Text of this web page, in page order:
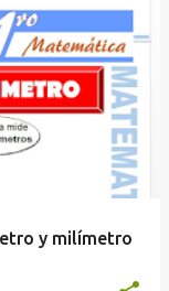
y milímetro